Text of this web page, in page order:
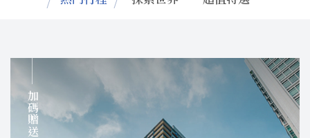
加碼贈送